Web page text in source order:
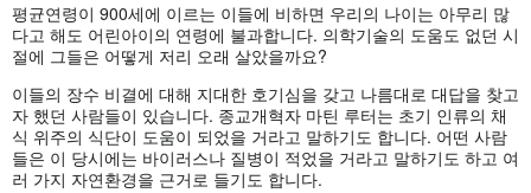
평균연령이 900세에 이르는 이들에 비하면 우리의 나이는 아무리 많
다고 해도 어린아이의 연령에 불과합니다. 의학기술의 도움도 없던 시
절에 그들은 어떻게 저리 오래 살았을까요?
이들의 장수 비결에 대해 지대한 호기심을 갖고 나름대로 대답을 찾고
자 했던 사람들이 있습니다. 종교개혁자 마틴 루터는 초기 인류의 채
식 위주의 식단이 도움이 되었을 거라고 말하기도 합니다. 어떤 사람
들은 이 당시에는 바이러스나 질병이 적었을 거라고 말하기도 하고 여
러 가지 자연환경을 근거로 들기도 합니다.